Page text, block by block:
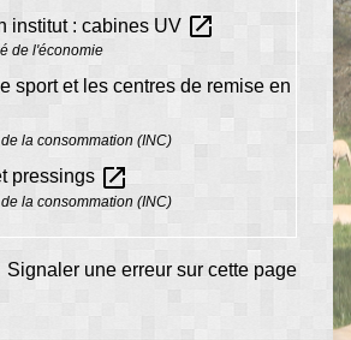
institut : cabines UV open_in_new
de l'économie
sport et les centres de remise en
la consommation (INC)
pressings open_in_new
la consommation (INC)
Signaler une erreur sur cette page